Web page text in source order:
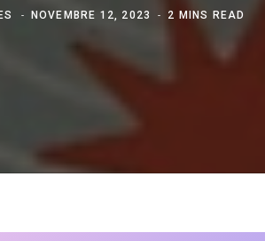
NOVEMBRE 12, 2023 2 MINS READ